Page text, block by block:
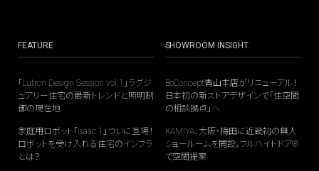
FEATURE
「Lutron Design Session vol.1」ラグジ
ュアリー住宅の最新トレンドと照明制
御の現在地
家庭用ロボット「Isaac 1」ついに登場！
ロボットを受け入れる住宅のインフラ
とは？
SHOWROOM INSIGHT
BoConcept青山本店がリニューアル！
日本初の新ストアデザインで「住空間
の相談拠点」へ
KAMIYA、大阪・梅田に近畿初の無人
ショールームを開設。フルハイトドア®
で空間提案